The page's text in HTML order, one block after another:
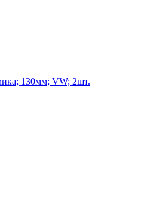
130мм; VW; 2шт.